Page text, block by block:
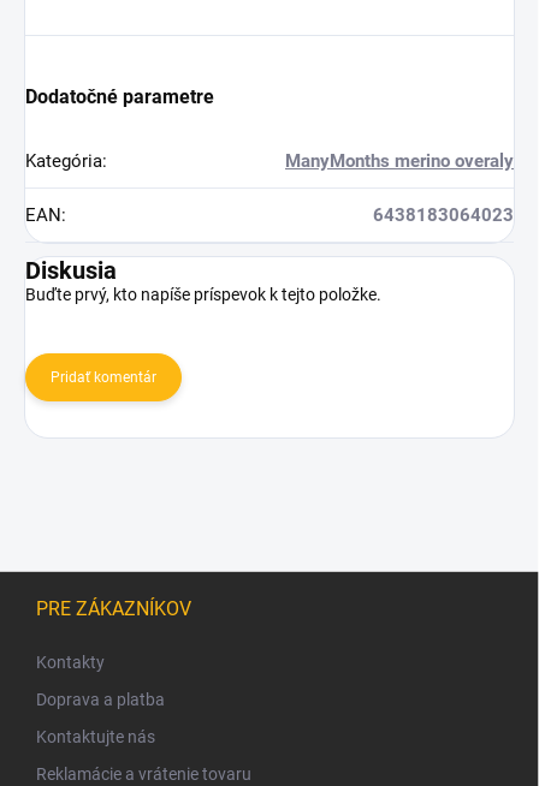
Dodatočné parametre
Kategória: ManyMonths merino overaly
EAN: 6438183064023
Diskusia
Buďte prvý, kto napíše príspevok k tejto položke.
Pridať komentár
PRE ZÁKAZNÍKOV
Kontakty
Doprava a platba
Kontaktujte nás
Reklamácie a vrátenie tovaru